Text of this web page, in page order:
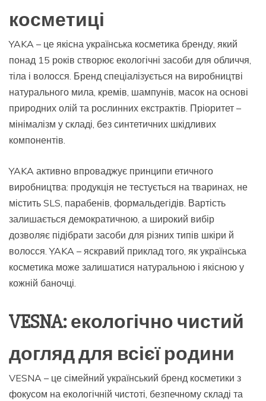
косметиці
YAKA – це якісна українська косметика бренду, який
понад 15 років створює екологічні засоби для обличчя,
тіла і волосся. Бренд спеціалізується на виробництві
натурального мила, кремів, шампунів, масок на основі
природних олій та рослинних екстрактів. Пріоритет –
мінімалізм у складі, без синтетичних шкідливих
компонентів.
YAKA активно впроваджує принципи етичного
виробництва: продукція не тестується на тваринах, не
містить SLS, парабенів, формальдегідів. Вартість
залишається демократичною, а широкий вибір
дозволяє підібрати засоби для різних типів шкіри й
волосся. YAKA – яскравий приклад того, як українська
косметика може залишатися натуральною і якісною у
кожній баночці.
VESNA: екологічно чистий
догляд для всієї родини
VESNA – це сімейний український бренд косметики з
фокусом на екологічній чистоті, безпечному складі та